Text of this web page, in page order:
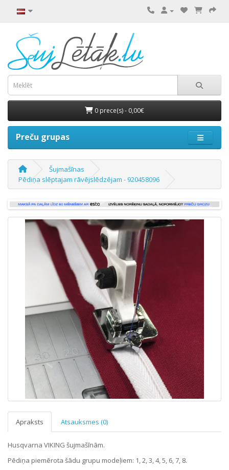
0 prece(s) - 0,00€
Preču grupas
Šujmašīnas
Pēdiņa slēptajam rāvējslēdzējam - 920458096
Apraksts Atsauksmes (0)
Husqvarna VIKING šujmašīnām.
Pēdiņa piemērota šādu grupu modeļiem: 1, 2, 3, 4, 5, 6, 7, 8.